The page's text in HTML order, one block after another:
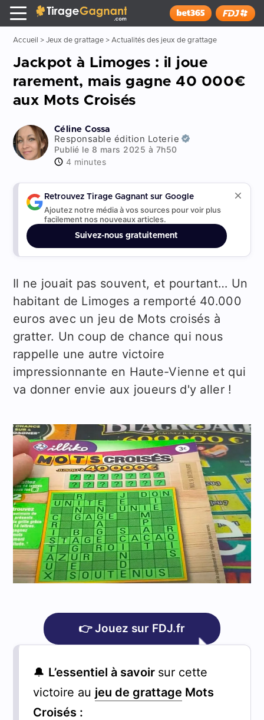
x
Tirage Gagnant
Installer
Accueil > Jeux de grattage> Actualités des jeux de grattage
Jackpot à Limoges : il joue
rarement, mais gagne 40 000€
aux Mots Croisés
Céline Cossa
Responsable édition Loterie
Publié le 8 mars 2025 à 7h50
4 minutes
Retrouvez Tirage Gagnant sur Google
Ajoutez notre média à vos sources pour voir plus
facilement nos nouveaux articles.
Suivez-nous gratuitement
Il ne jouait pas souvent, et pourtant… Un
habitant de Limoges a remporté 40.000
euros avec un jeu de Mots croisés à
gratter. Un coup de chance qui nous
rappelle une autre victoire
impressionnante en Haute-Vienne et qui
va donner envie aux joueurs d'y aller !
👉 Jouez sur FDJ.fr
🔔 L’essentiel à savoir sur cette
victoire au jeu de grattage Mots
Croisés :